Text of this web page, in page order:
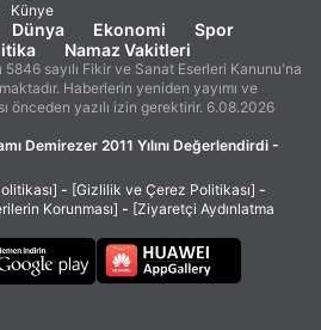
Künye
Dünya Ekonomi
Spor
Namaz Vakitleri
sayılı Fikir ve Sanat Eserleri Kanunu'na
Haberlerin yeniden yayımı ve
önceden yazılı izin gerektirir. 6.08.2026
Demirezer 2011 Yılını Değerlendirdi -
- [Gizlilik ve Çerez Politikası] -
Korunması] - [Ziyaretçi Aydınlatma